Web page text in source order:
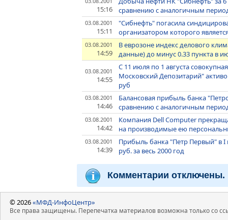
15:16
сравнению с аналогичным
03.08.2001
15:11
"Сибнефть" погасила
организатором которого
03.08.2001
14:59
В еврозоне индекс делового
данные) до минус 0.33 пункта в
03.08.2001
14:55
С 11 июля по 1 августа
Московский Депозитарий"
руб
03.08.2001
14:46
Балансовая прибыль банка
сравнению с аналогичным
03.08.2001
14:42
Компания Dell Computer
на производимые ею
03.08.2001
14:39
Прибыль банка "Петр Первый" в I
руб. за весь 2000 год
Комментарии отключены.
© 2026«МФД-ИнфоЦентр»
Все права защищены. Перепечатка материалов возможна только со